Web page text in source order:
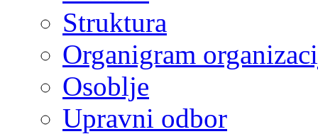
Struktura
Organigram
Osoblje
Upravni odbor